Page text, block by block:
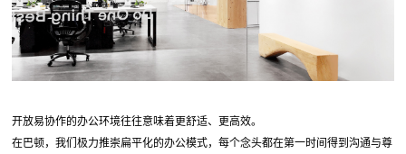
开放易协作的办公环境往往意味着更舒适、更高效。
在巴顿，我们极力推崇扁平化的办公模式，每个念头都在第一时间得到沟通与尊